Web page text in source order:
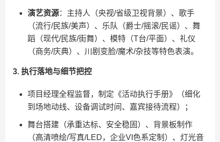
​演艺资源​​：主持人（央视/省级卫视背景）、歌手
（流行/民族/美声）、乐队（爵士/摇滚/民谣）、舞
蹈（现代/民族/街舞）、模特（T台/平面）、礼仪
（商务/庆典）、川剧变脸/魔术/杂技等特色表演。
​3. 执行落地与细节把控​
项目经理全程监督，制定《活动执行手册》（细化
到场地动线、设备调试时间、嘉宾接待流程）；
舞台搭建（承重达标、安全稳固）、背景板制作
（高清喷绘/写真/LED，企业VI色系定制）、灯光音